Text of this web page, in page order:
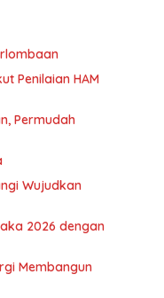
Penilaian HAM
Permudah
Wujudkan
2026 dengan
Membangun